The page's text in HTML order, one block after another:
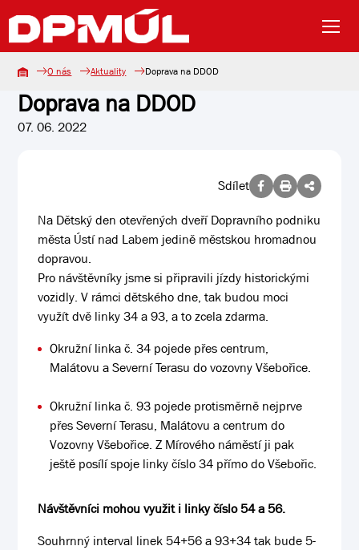
O nás Aktuality Doprava na DDOD
Doprava na DDOD
07. 06. 2022
Sdílet
Na Dětský den otevřených dveří Dopravního podniku
města Ústí nad Labem jedině městskou hromadnou
dopravou.
Pro návštěvníky jsme si připravili jízdy historickými
vozidly. V rámci dětského dne, tak budou moci
využít dvě linky 34 a 93, a to zcela zdarma.
Okružní linka č. 34 pojede přes centrum,
Malátovu a Severní Terasu do vozovny Všebořice.
Okružní linka č. 93 pojede protisměrně nejprve
přes Severní Terasu, Malátovu a centrum do
Vozovny Všebořice. Z Mírového náměstí ji pak
ještě posílí spoje linky číslo 34 přímo do Všebořic.
Návštěvníci mohou využit i linky číslo 54 a 56.
Souhrnný interval linek 54+56 a 93+34 tak bude 5-